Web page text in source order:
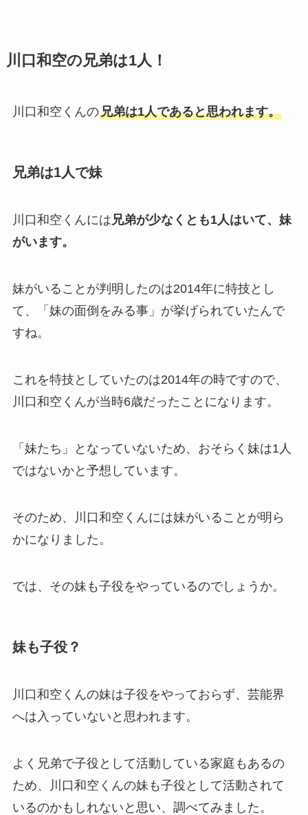
川口和空の兄弟は1人！
川口和空くんの兄弟は1人であると思われます。
兄弟は1人で妹
川口和空くんには兄弟が少なくとも1人はいて、妹
がいます。
妹がいることが判明したのは2014年に特技とし
て、「妹の面倒をみる事」が挙げられていたんで
すね。
これを特技としていたのは2014年の時ですので、
川口和空くんが当時6歳だったことになります。
「妹たち」となっていないため、おそらく妹は1人
ではないかと予想しています。
そのため、川口和空くんには妹がいることが明ら
かになりました。
では、その妹も子役をやっているのでしょうか。
妹も子役？
川口和空くんの妹は子役をやっておらず、芸能界
へは入っていないと思われます。
よく兄弟で子役として活動している家庭もあるの
ため、川口和空くんの妹も子役として活動されて
いるのかもしれないと思い、調べてみました。